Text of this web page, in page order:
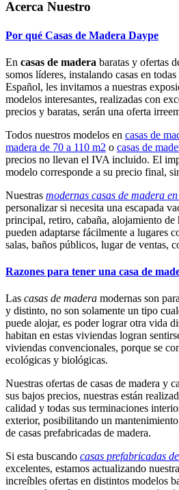
Acerca Nuestro
Por qué Casas de Madera Daype
En casas de madera baratas y ofertas
somos líderes, instalando casas en
Español, les invitamos a nuestras
modelos interesantes, realizadas con
precios y baratas, serán una oferta
Todos nuestros modelos en casas de
madera de 70 a 110 m2 o casas de
precios no llevan el IVA incluido. El
modelo corresponde a su precio final,
Nuestras modernas casas de madera
personalizar si necesita una escapada
principal, retiro, cabaña, alojamiento de
pueden adaptarse fácilmente a lugares
salas, baños públicos, lugar de ventas,
Razones para tener una casa de
Las casas de madera modernas son
y distinto, no son solamente un tipo
puede alojar, es poder lograr otra vida
habitan en estas viviendas logran
viviendas convencionales, porque se
ecológicas y biológicas.
Nuestras ofertas de casas de madera y
sus bajos precios, nuestras están
calidad y todas sus terminaciones
exterior, posibilitando un
de casas prefabricadas de madera.
Si esta buscando casas prefabricadas
excelentes, estamos actualizando
increíbles ofertas en distintos modelos